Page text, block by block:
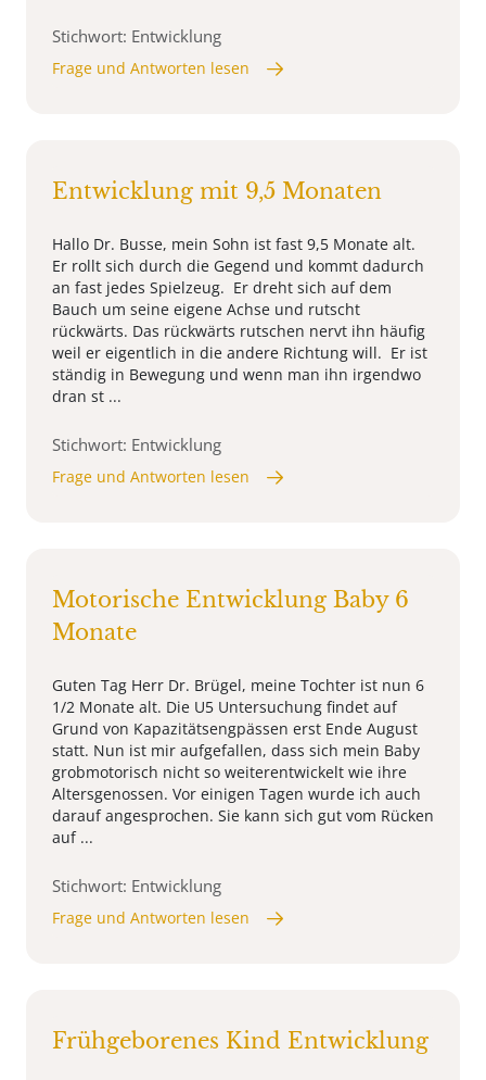
Stichwort: Entwicklung
Frage und Antworten lesen
Entwicklung mit 9,5 Monaten
Hallo Dr. Busse, mein Sohn ist fast 9,5 Monate alt.
Er rollt sich durch die Gegend und kommt dadurch
an fast jedes Spielzeug. Er dreht sich auf dem
Bauch um seine eigene Achse und rutscht
rückwärts. Das rückwärts rutschen nervt ihn häufig
weil er eigentlich in die andere Richtung will. Er ist
ständig in Bewegung und wenn man ihn irgendwo
dran st ...
Stichwort: Entwicklung
Frage und Antworten lesen
Motorische Entwicklung Baby 6
Monate
Guten Tag Herr Dr. Brügel, meine Tochter ist nun 6
1/2 Monate alt. Die U5 Untersuchung findet auf
Grund von Kapazitätsengpässen erst Ende August
statt. Nun ist mir aufgefallen, dass sich mein Baby
grobmotorisch nicht so weiterentwickelt wie ihre
Altersgenossen. Vor einigen Tagen wurde ich auch
darauf angesprochen. Sie kann sich gut vom Rücken
auf ...
Stichwort: Entwicklung
Frage und Antworten lesen
Frühgeborenes Kind Entwicklung